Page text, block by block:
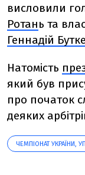
висловили
Ротань та
Геннадій
Натомість
який був
про початок
деяких
ЧЕМПІОНАТ УКРАЇНИ,